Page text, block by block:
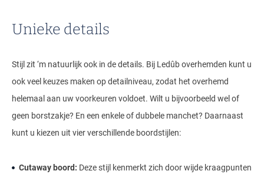
Unieke details
Stijl zit ‘m natuurlijk ook in de details. Bij Ledûb overhemden kunt u
ook veel keuzes maken op detailniveau, zodat het overhemd
helemaal aan uw voorkeuren voldoet. Wilt u bijvoorbeeld wel of
geen borstzakje? En een enkele of dubbele manchet? Daarnaast
kunt u kiezen uit vier verschillende boordstijlen:
Cutaway boord: Deze stijl kenmerkt zich door wijde kraagpunten